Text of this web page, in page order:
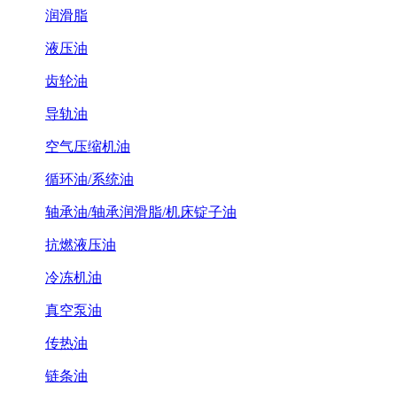
润滑脂
液压油
齿轮油
导轨油
空气压缩机油
循环油/系统油
轴承油/轴承润滑脂/机床锭子油
抗燃液压油
冷冻机油
真空泵油
传热油
链条油